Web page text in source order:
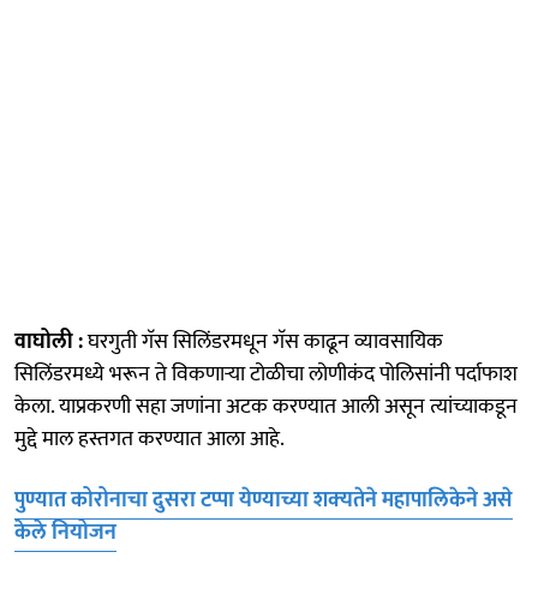
वाघोली :घरगुती गॅस सिलिंडरमधून गॅस काढून व्यावसायिक
सिलिंडरमध्ये भरून ते विकणाऱ्या टोळीचा लोणीकंद पोलिसांनी पर्दाफाश
केला. याप्रकरणी सहा जणांना अटक करण्यात आली असून त्यांच्याकडून
मुद्दे माल हस्तगत करण्यात आला आहे.
पुण्यात कोरोनाचा दुसरा टप्पा येण्याच्या शक्‍यतेने महापालिकेने असे
केले नियोजन